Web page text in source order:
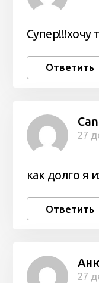
Супер!!!хочу
Ответить
27
как долго я
Ответить
27